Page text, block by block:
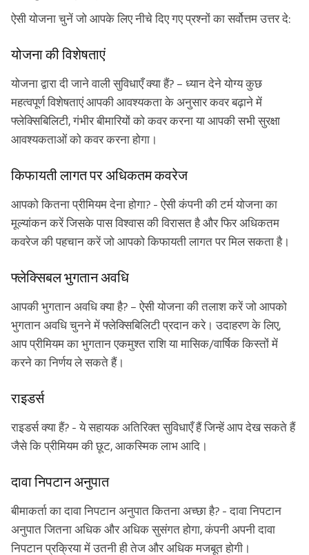
ऐसी योजना चुनें जो आपके लिए नीचे दिए गए प्रश्नों का सर्वोत्तम उत्तर दे:
योजना की विशेषताएं
योजना द्वारा दी जाने वाली सुविधाएँ क्या हैं? – ध्यान देने योग्य कुछ
महत्वपूर्ण विशेषताएं आपकी आवश्यकता के अनुसार कवर बढ़ाने में
फ्लेक्सिबिलिटी, गंभीर बीमारियों को कवर करना या आपकी सभी सुरक्षा
आवश्यकताओं को कवर करना होगा।
किफायती लागत पर अधिकतम कवरेज
आपको कितना प्रीमियम देना होगा? - ऐसी कंपनी की टर्म योजना का
मूल्यांकन करें जिसके पास विश्वास की विरासत है और फिर अधिकतम
कवरेज की पहचान करें जो आपको किफायती लागत पर मिल सकता है।
फ्लेक्सिबल भुगतान अवधि
आपकी भुगतान अवधि क्या है? – ऐसी योजना की तलाश करें जो आपको
भुगतान अवधि चुनने में फ्लेक्सिबिलिटी प्रदान करे। उदाहरण के लिए,
आप प्रीमियम का भुगतान एकमुश्त राशि या मासिक/वार्षिक किस्तों में
करने का निर्णय ले सकते हैं।
राइडर्स
राइडर्स क्या हैं? - ये सहायक अतिरिक्त सुविधाएँ हैं जिन्हें आप देख सकते हैं
जैसे कि प्रीमियम की छूट, आकस्मिक लाभ आदि।
दावा निपटान अनुपात
बीमाकर्ता का दावा निपटान अनुपात कितना अच्छा है? - दावा निपटान
अनुपात जितना अधिक और अधिक सुसंगत होगा, कंपनी अपनी दावा
निपटान प्रक्रिया में उतनी ही तेज और अधिक मजबूत होगी।